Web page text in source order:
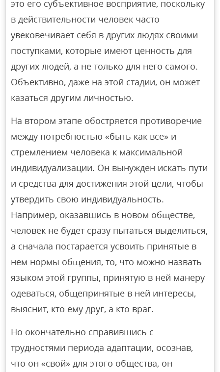
это его субъективное восприятие, поскольку
в действительности человек часто
увековечивает себя в других людях своими
поступками, которые имеют ценность для
других людей, а не только для него самого.
Объективно, даже на этой стадии, он может
казаться другим личностью.
На втором этапе обостряется противоречие
между потребностью «быть как все» и
стремлением человека к максимальной
индивидуализации. Он вынужден искать пути
и средства для достижения этой цели, чтобы
утвердить свою индивидуальность.
Например, оказавшись в новом обществе,
человек не будет сразу пытаться выделиться,
а сначала постарается усвоить принятые в
нем нормы общения, то, что можно назвать
языком этой группы, принятую в ней манеру
одеваться, общепринятые в ней интересы,
выяснит, кто ему друг, а кто враг.
Но окончательно справившись с
трудностями периода адаптации, осознав,
что он «свой» для этого общества, он